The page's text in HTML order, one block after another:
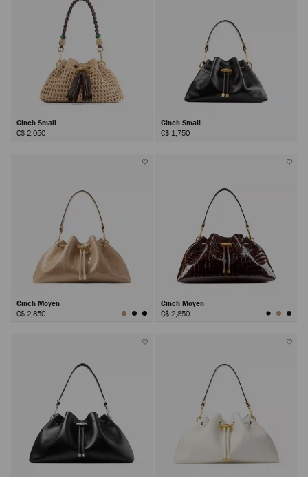
Cinch Small
C$ 2,050
Cinch Small
C$ 1,750
Cinch Moyen
C$ 2,850
Cinch Moyen
C$ 2,850